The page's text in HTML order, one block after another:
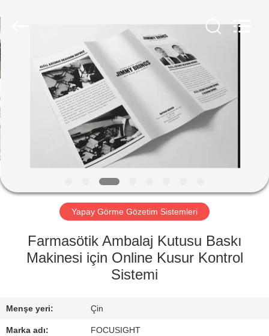
EV
ÜRÜN:%
S
EXCEPTION
:
INVALID_FETCH
GETIP()
ERROR
TURU
All
Reserved.
Yapay Görme Gözetim Sistemleri
Farmasötik Ambalaj Kutusu Baskı
Makinesi için Online Kusur Kontrol
Sistemi
Menşe yeri: Çin
Marka adı: FOCUSIGHT